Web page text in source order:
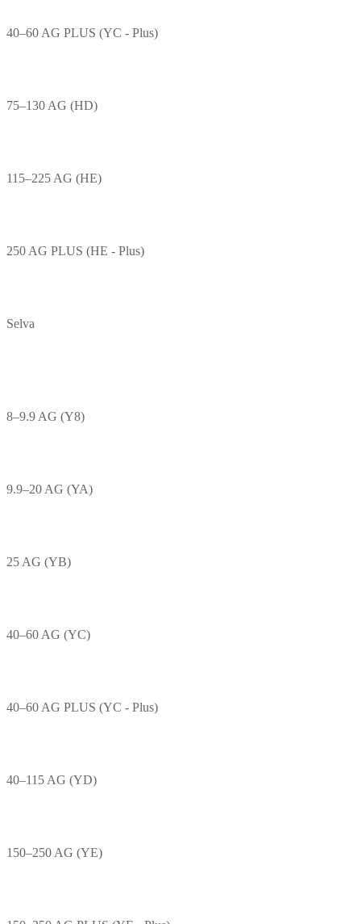
40–60 AG PLUS (YC - Plus)
75–130 AG (HD)
115–225 AG (HE)
250 AG PLUS (HE - Plus)
Selva
8–9.9 AG (Y8)
9.9–20 AG (YA)
25 AG (YB)
40–60 AG (YC)
40–60 AG PLUS (YC - Plus)
40–115 AG (YD)
150–250 AG (YE)